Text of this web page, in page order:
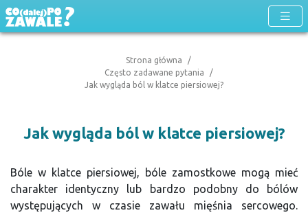
Strona główna
Często zadawane pytania
Jak wygląda ból w klatce piersiowej?
Jak wygląda ból w klatce piersiowej?
Bóle w klatce piersiowej, bóle zamostkowe mogą mieć
charakter identyczny lub bardzo podobny do bólów
występujących w czasie zawału mięśnia sercowego.